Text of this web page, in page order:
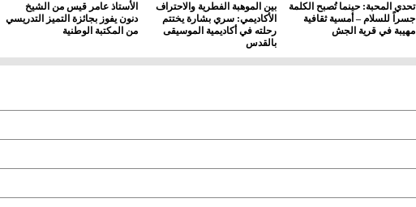
تحدي المحبة: حينما تُصبح الكلمة
جسراً للسلام – أمسية ثقافية
مهيبة في قرية الجش
بين الموهبة الفطرية والاحتراف
الأكاديمي: سري بشارة يختتم
رحلته في أكاديمية الموسيقى
بالقدس
الأستاذ عامر قيس من الشيخ
دنون يفوز بجائزة التميز التدريسي
من المكتبة الوطنية